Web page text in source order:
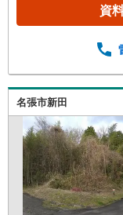
資
名張市新田